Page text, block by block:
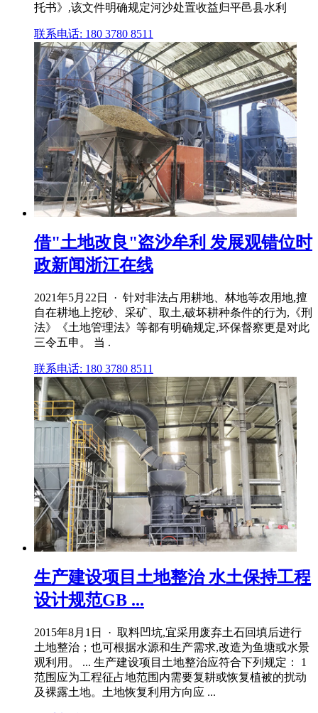
托书》,该文件明确规定河沙处置收益归平邑县水利
联系电话: 180 3780 8511
借"土地改良"盗沙牟利 发展观错位时
政新闻浙江在线
2021年5月22日 · 针对非法占用耕地、林地等农用地,擅
自在耕地上挖砂、采矿、取土,破坏耕种条件的行为,《刑
法》《土地管理法》等都有明确规定,环保督察更是对此
三令五申。 当 .
联系电话: 180 3780 8511
生产建设项目土地整治 水土保持工程
设计规范GB ...
2015年8月1日 · 取料凹坑,宜采用废弃土石回填后进行
土地整治；也可根据水源和生产需求,改造为鱼塘或水景
观利用。 ... 生产建设项目土地整治应符合下列规定： 1
范围应为工程征占地范围内需要复耕或恢复植被的扰动
及裸露土地。土地恢复利用方向应 ...